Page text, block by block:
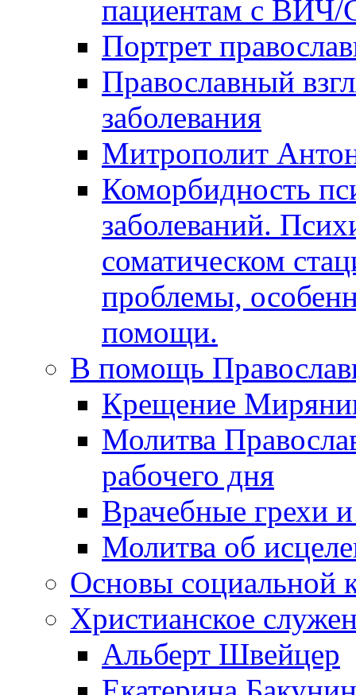
пациентам с
Портрет
Православный
заболевания
Митрополит
Коморбидность
заболеваний.
соматическом
проблемы,
помощи.
В помощь
Крещение
Молитва
рабочего дня
Врачебные грехи
Молитва об
Основы социальной
Христианское
Альберт Швейцер